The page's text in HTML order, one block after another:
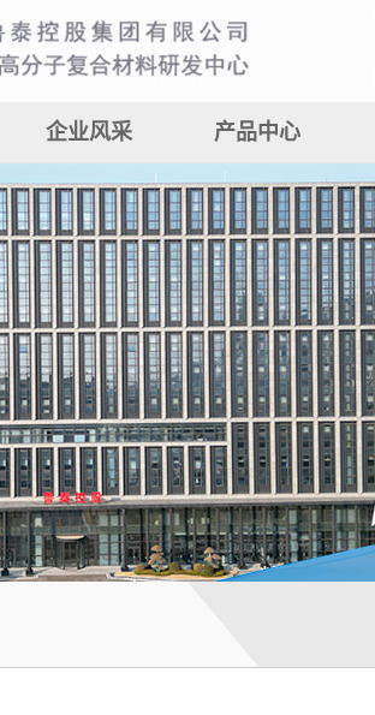
企业风采 产品中心